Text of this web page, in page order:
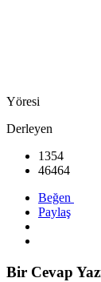
Yöresi
Derleyen
1354
46464
Beğen
Paylaş
Bir Cevap